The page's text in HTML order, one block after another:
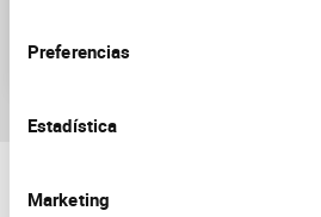
Preferencias
Estadística
Marketing
diseases